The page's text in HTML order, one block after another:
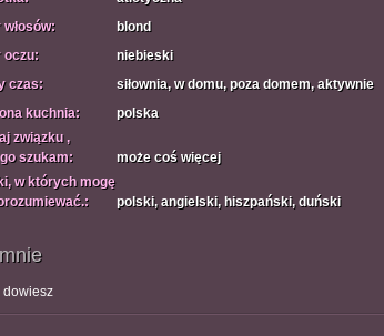
włosów:
blond
oczu:
niebieski
czas:
siłownia, w domu, poza domem, aktywnie
kuchnia:
polska
związku ,
szukam:
może coś więcej
w których mogę
polski, angielski, hiszpański, duński
dowiesz